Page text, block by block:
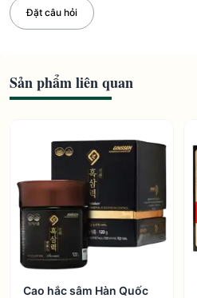
Đặt câu hỏi
Sản phẩm liên quan
Cao hắc sâm Hàn Quốc